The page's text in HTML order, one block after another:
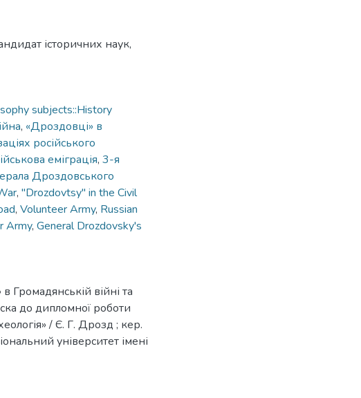
історичних наук,
subjects::History
, «Дроздовці» в
російського
еміграція, 3-я
Дроздовського
, "Drozdovtsy" in the Civil
, Volunteer Army, Russian
Army, General Drozdovsky's
Громадянській війні та
до дипломної роботи
/ Є. Г. Дрозд ; кер.
університет імені